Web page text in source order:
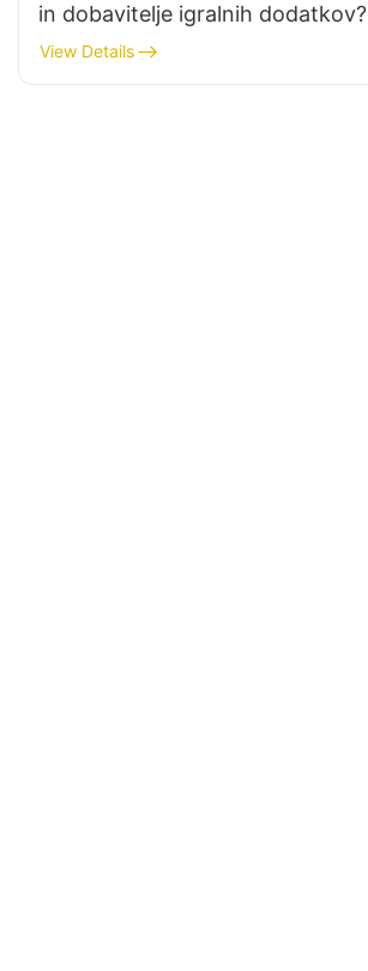
in dobavitelje igralnih dodatkov?
View Details